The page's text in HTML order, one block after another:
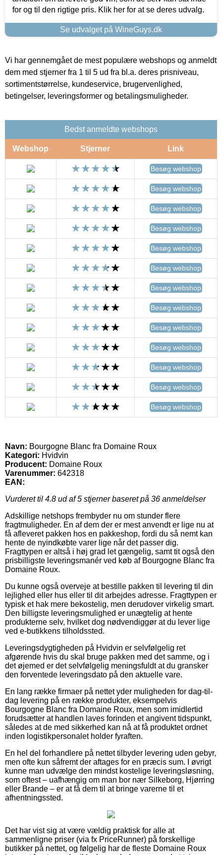
for og til den rigtige pris. Klik her for at se deres udvalg.
Se udvalget på WineGuys.dk
Vi har gennemgået de mest populære webshops og anmeldt
dem med stjerner fra 1 til 5 ud fra bl.a. deres prisniveau,
sortimentstørrelse, kundeservice, brugervenlighed,
betingelser, leveringsformer og betalingsmuligheder.
Bedst anmeldte webshops
Webshop Stjerner Link
Besøg webshop
Besøg webshop
Besøg webshop
Besøg webshop
Besøg webshop
Besøg webshop
Besøg webshop
Besøg webshop
Besøg webshop
Besøg webshop
Besøg webshop
Besøg webshop
Besøg webshop
Navn: Bourgogne Blanc fra Domaine Roux
Kategori: Hvidvin
Producent: Domaine Roux
Varenummer: 642318
EAN:
Vurderet til 4.8 ud af 5 stjerner baseret på 36 anmeldelser
Adskillige netshops frembyder nu om stunder flere
fragtmuligheder. En af dem der er mest anvendt er lige nu at
få afleveret pakken hos en pakkeshop, fordi du så nemt kan
hente de nyindkøbte varer lige når det passer dig.
Fragttypen er altså i høj grad let gængelig, samt tit også den
prisbilligste leveringsmanér ved køb af Bourgogne Blanc fra
Domaine Roux.
Du kunne også overveje at bestille pakken til levering til din
lejlighed eller hus eller til dit arbejdes adresse. Fragttypen er
typisk et hak mere bekostelig, men derudover virkelig smart.
Den billigste leveringsmulighed er unægtelig at hente
produkterne selv, hvilket dog nødvendiggør at du lever lige
ved e-butikkens tilholdssted.
Leveringsdygtigheden på Hvidvin er selvfølgelig ret
afgørende hvis du skal bruge pakken med det samme, og i
det øjemed er det selvfølgelig meningsfuldt at du gransker
den forventede leveringsdato på den aktuelle vare.
En lang række firmaer på nettet yder muligheden for dag-til-
dag levering på en række produkter, eksempelvis
Bourgogne Blanc fra Domaine Roux, men som imidlertid
forudsætter at handlen laves forinden et angivent tidspunkt,
således at de med sikkerhed kan nå at få produktet ordnet
inden logistikpersonalet holder fyraften.
En hel del forhandlere på nettet tilbyder levering uden gebyr,
men ofte kun såfremt der aftages for en præcis sum. I øvrigt
kunne man udvælge den mindst kostelige leveringsløsning,
som oftest – uafhængig om man bor nær Silkeborg, Hjørring
eller Brande – er at få dem til at bringe varerne til et
afhentningssted.
Det har vist sig at være vældig praktisk for alle at
sammenligne priser (via fx PriceRunner) på forskellige
butikker på nettet, og følgelig har de fleste Domaine Roux